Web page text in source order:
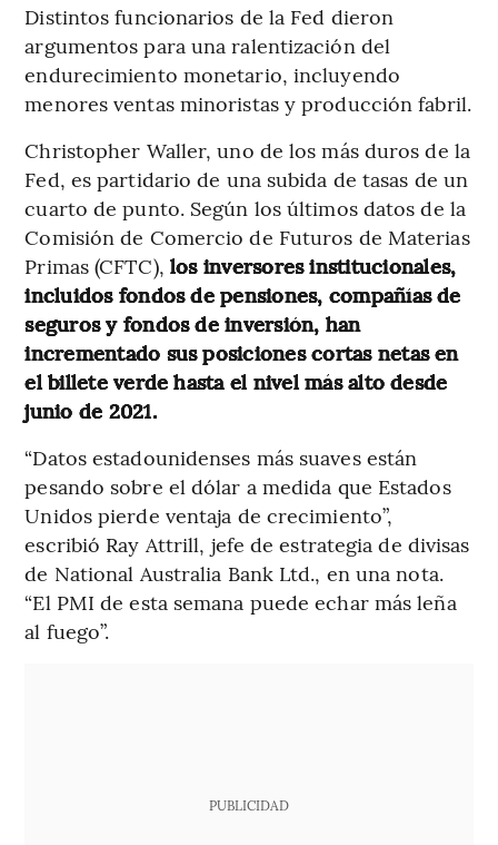
Distintos funcionarios de la Fed dieron
argumentos para una ralentización del
endurecimiento monetario, incluyendo
menores ventas minoristas y producción fabril.
Christopher Waller, uno de los más duros de la
Fed, es partidario de una subida de tasas de un
cuarto de punto. Según los últimos datos de la
Comisión de Comercio de Futuros de Materias
Primas (CFTC), los inversores institucionales,
incluidos fondos de pensiones, compañías de
seguros y fondos de inversión, han
incrementado sus posiciones cortas netas en
el billete verde hasta el nivel más alto desde
junio de 2021.
“Datos estadounidenses más suaves están
pesando sobre el dólar a medida que Estados
Unidos pierde ventaja de crecimiento”,
escribió Ray Attrill, jefe de estrategia de divisas
de National Australia Bank Ltd., en una nota.
“El PMI de esta semana puede echar más leña
al fuego”.
PUBLICIDAD